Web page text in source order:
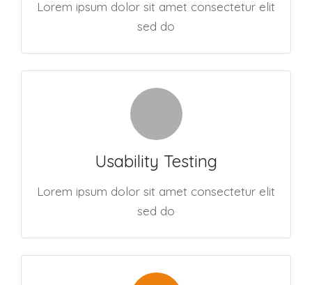
Lorem ipsum dolor sit amet consectetur elit
sed do
Usability Testing
Lorem ipsum dolor sit amet consectetur elit
sed do